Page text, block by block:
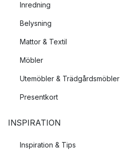
Inredning
Belysning
Mattor & Textil
Möbler
Utemöbler & Trädgårdsmöbler
Presentkort
INSPIRATION
Inspiration & Tips